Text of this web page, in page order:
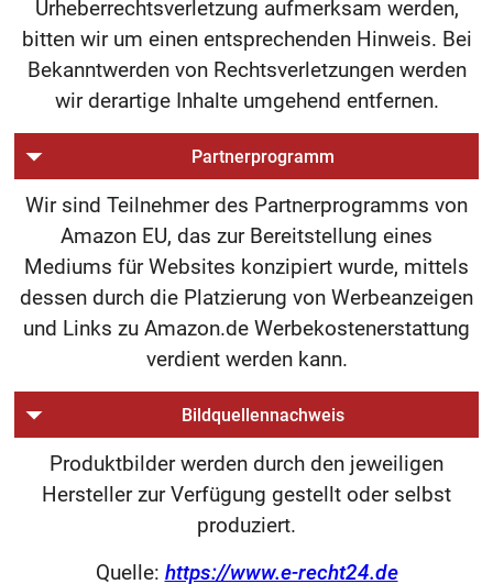
Urheberrechtsverletzung aufmerksam werden,
bitten wir um einen entsprechenden Hinweis. Bei
Bekanntwerden von Rechtsverletzungen werden
wir derartige Inhalte umgehend entfernen.
Partnerprogramm
Wir sind Teilnehmer des Partnerprogramms von
Amazon EU, das zur Bereitstellung eines
Mediums für Websites konzipiert wurde, mittels
dessen durch die Platzierung von Werbeanzeigen
und Links zu Amazon.de Werbekostenerstattung
verdient werden kann.
Bildquellennachweis
Produktbilder werden durch den jeweiligen
Hersteller zur Verfügung gestellt oder selbst
produziert.
Quelle: https://www.e-recht24.de